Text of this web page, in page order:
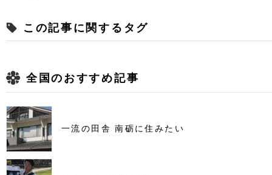
この記事に関するタグ
全国のおすすめ記事
一流の田舎 南砺に住みたい